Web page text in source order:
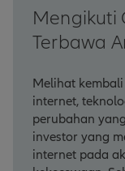
Mengikuti
Terbawa
Melihat
internet,
perubahan
investor yang
internet pada